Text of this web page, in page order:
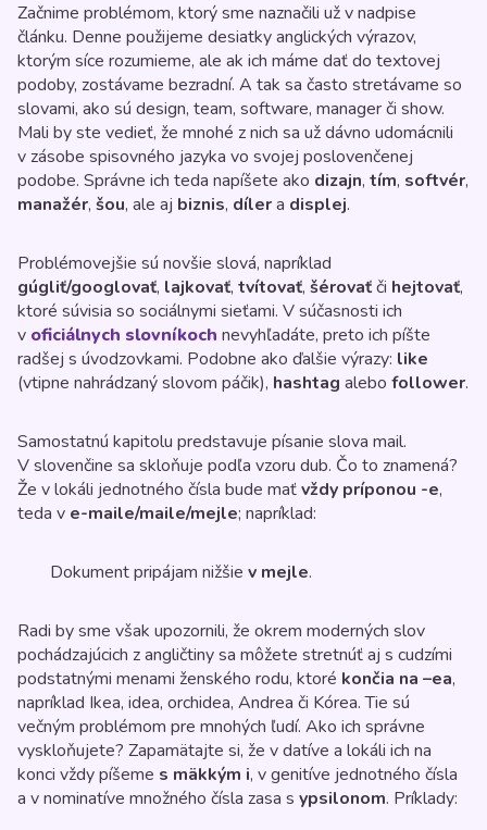
Začnime problémom, ktorý sme naznačili už v nadpise
článku. Denne použijeme desiatky anglických výrazov,
ktorým síce rozumieme, ale ak ich máme dať do textovej
podoby, zostávame bezradní. A tak sa často stretávame so
slovami, ako sú design, team, software, manager či show.
Mali by ste vedieť, že mnohé z nich sa už dávno udomácnili
v zásobe spisovného jazyka vo svojej poslovenčenej
podobe. Správne ich teda napíšete ako dizajn, tím, softvér,
manažér, šou, ale aj biznis, dílera displej.
Problémovejšie sú novšie slová, napríklad
gúgliť/googlovať, lajkovať, tvítovať, šérovaťči hejtovať,
ktoré súvisia so sociálnymi sieťami. V súčasnosti ich
v oficiálnych slovníkoch nevyhľadáte, preto ich píšte
radšej s úvodzovkami. Podobne ako ďalšie výrazy: like
(vtipne nahrádzaný slovom páčik), hashtag alebo follower.
Samostatnú kapitolu predstavuje písanie slova mail.
V slovenčine sa skloňuje podľa vzoru dub. Čo to znamená?
Že v lokáli jednotného čísla bude maťvždy príponou -e,
teda v e-maile/maile/mejle; napríklad:
Dokument pripájam nižšie v mejle.
Radi by sme však upozornili, že okrem moderných slov
pochádzajúcich z angličtiny sa môžete stretnúť aj s cudzími
podstatnými menami ženského rodu, ktoré končia na –ea,
napríklad Ikea, idea, orchidea, Andrea či Kórea. Tie sú
večným problémom pre mnohých ľudí. Ako ich správne
vyskloňujete? Zapamätajte si, že v datíve a lokáli ich na
konci vždy píšeme s mäkkým i, v genitíve jednotného čísla
a v nominatíve množného čísla zasa s ypsilonom. Príklady: